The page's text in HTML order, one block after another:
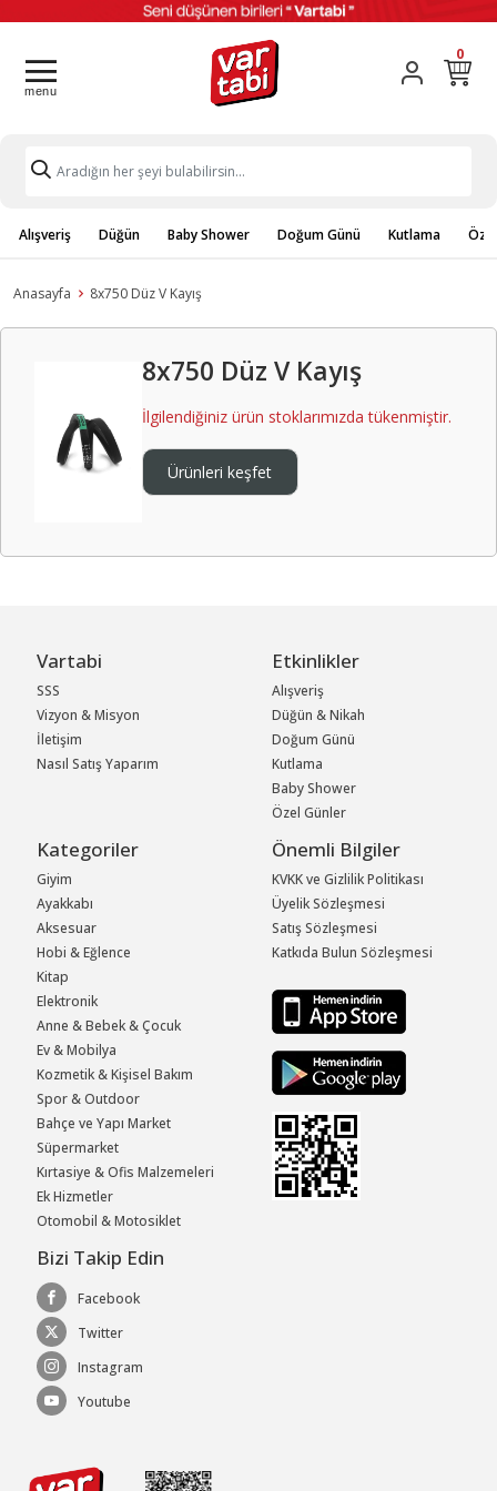
0
Alışveriş Düğün Baby Shower Doğum Günü Kutlama
Anasayfa 8x750 Düz V Kayış
8x750 Düz V Kayış
İlgilendiğiniz ürün stoklarımızda tükenmiştir.
Ürünleri keşfet
Vartabi
SSS
Vizyon & Misyon
İletişim
Nasıl Satış Yaparım
Etkinlikler
Alışveriş
Düğün & Nikah
Doğum Günü
Kutlama
Baby Shower
Özel Günler
Kategoriler
Giyim
Ayakkabı
Aksesuar
Hobi & Eğlence
Kitap
Elektronik
Anne & Bebek & Çocuk
Ev & Mobilya
Kozmetik & Kişisel Bakım
Spor & Outdoor
Bahçe ve Yapı Market
Süpermarket
Kırtasiye & Ofis Malzemeleri
Ek Hizmetler
Otomobil & Motosiklet
Önemli Bilgiler
KVKK ve Gizlilik Politikası
Üyelik Sözleşmesi
Satış Sözleşmesi
Katkıda Bulun Sözleşmesi
Bizi Takip Edin
Facebook
Twitter
Instagram
Youtube